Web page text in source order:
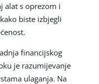
alat s oprezom i
biste izbjegli
financijskog
je razumijevanje
ulaganja. Na